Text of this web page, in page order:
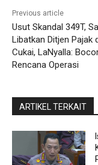
Previous article
Usut Skandal 349T,
Libatkan Ditjen Pajak
Cukai, LaNyalla:
Rencana Operasi
ARTIKEL TERKAIT